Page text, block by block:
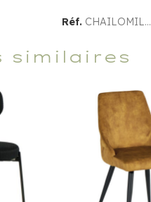
Réf. CHAILOMIL...
similaires